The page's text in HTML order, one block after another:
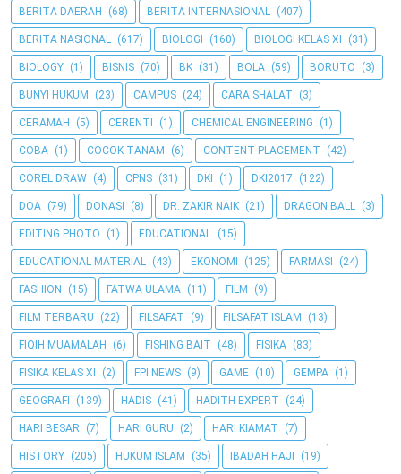
BERITA DAERAH (68) BERITA INTERNASIONAL (407)
BERITA NASIONAL (617) BIOLOGI (160) BIOLOGI KELAS XI (31)
BIOLOGY (1) BISNIS (70) BK (31) BOLA (59) BORUTO (3)
BUNYI HUKUM (23) CAMPUS (24) CARA SHALAT (3)
CERAMAH (5) CERENTI (1) CHEMICAL ENGINEERING (1)
COBA (1) COCOK TANAM (6) CONTENT PLACEMENT (42)
COREL DRAW (4) CPNS (31) DKI (1) DKI2017 (122)
DOA (79) DONASI (8) DR. ZAKIR NAIK (21) DRAGON BALL (3)
EDITING PHOTO (1) EDUCATIONAL (15)
EDUCATIONAL MATERIAL (43) EKONOMI (125) FARMASI (24)
FASHION (15) FATWA ULAMA (11) FILM (9)
FILM TERBARU (22) FILSAFAT (9) FILSAFAT ISLAM (13)
FIQIH MUAMALAH (6) FISHING BAIT (48) FISIKA (83)
FISIKA KELAS XI (2) FPI NEWS (9) GAME (10) GEMPA (1)
GEOGRAFI (139) HADIS (41) HADITH EXPERT (24)
HARI BESAR (7) HARI GURU (2) HARI KIAMAT (7)
HISTORY (205) HUKUM ISLAM (35) IBADAH HAJI (19)